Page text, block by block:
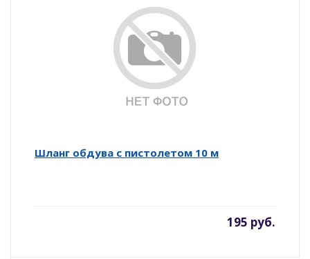
Шланг обдува с пистолетом 10 м
195 руб.